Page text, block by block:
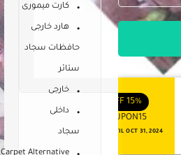
ENJOY YOUR GIFT 15%
OFF
COUPON15
VALID UNTIL OCT 31, 2024
كارت ميمورى
هارد خارجى
حافظات سجاد
ستائر
خارجى
داخلى
سجاد